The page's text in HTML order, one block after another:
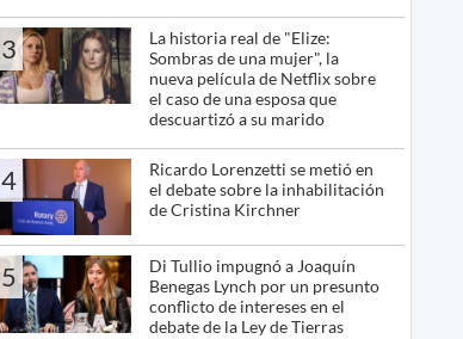
3
La historia real de "Elize:
Sombras de una mujer", la
nueva película de Netflix sobre
el caso de una esposa que
descuartizó a su marido
4
Ricardo Lorenzetti se metió en
el debate sobre la inhabilitación
de Cristina Kirchner
5
Di Tullio impugnó a Joaquín
Benegas Lynch por un presunto
conflicto de intereses en el
debate de la Ley de Tierras